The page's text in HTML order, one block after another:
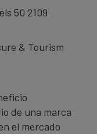
50 2109
& Tourism
de una marca
el mercado